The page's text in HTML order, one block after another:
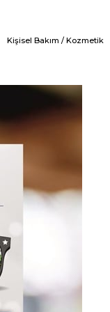
Kişisel Bakım / Kozmetik